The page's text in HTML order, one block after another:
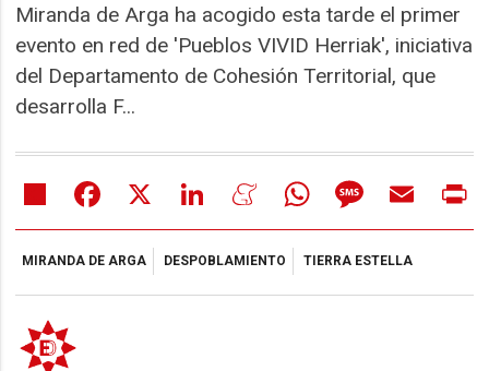
Miranda de Arga ha acogido esta tarde el primer
evento en red de 'Pueblos VIVID Herriak', iniciativa
del Departamento de Cohesión Territorial, que
desarrolla F...
Share Facebook LinkedIn MeneameWhatsAppMessageEmail
MIRANDA DE ARGA DESPOBLAMIENTO TIERRA ESTELLA